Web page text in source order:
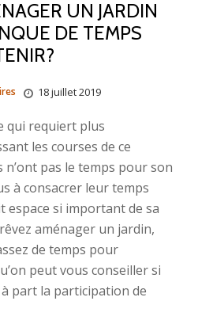
UN JARDIN
DE TEMPS
18 juillet 2019
qui requiert plus
les courses de ce
n’ont pas le temps pour son
à consacrer leur temps
si important de sa
aménager un jardin,
de temps pour
peut vous conseiller si
part la participation de